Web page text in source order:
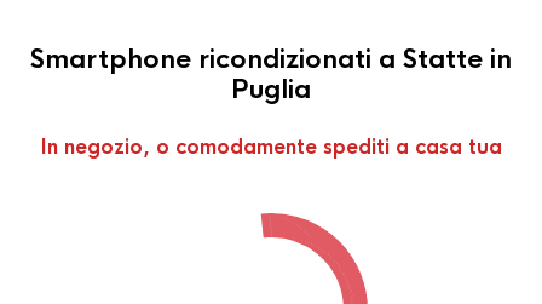
Smartphone ricondizionati a Statte in
Puglia
In negozio, o comodamente spediti a casa tua